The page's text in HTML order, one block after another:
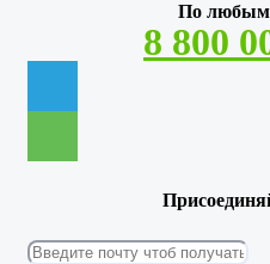
По любым
8 800